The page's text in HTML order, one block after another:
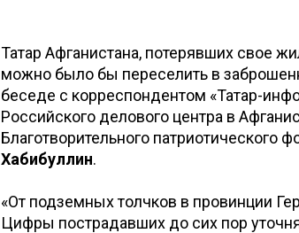
Татар Афганистана, потерявших свое
можно было бы переселить в
беседе с корреспондентом «Татар-
Российского делового центра в
Благотворительного патриотического
Хабибуллин.
«От подземных толчков в провинции
Цифры пострадавших до сих пор